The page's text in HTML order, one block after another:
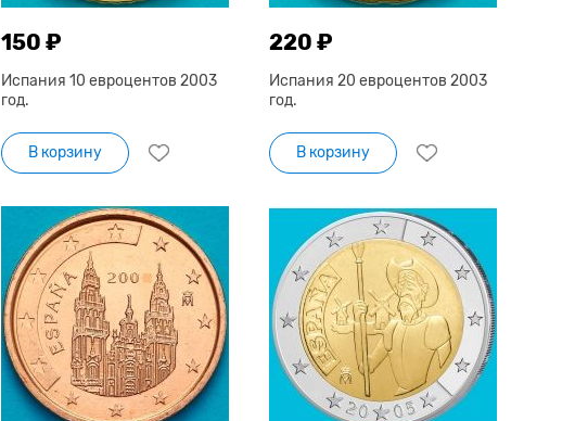
150 ₽
Испания 10 евроцентов 2003
год.
В корзину
220 ₽
Испания 20 евроцентов 2003
год.
В корзину